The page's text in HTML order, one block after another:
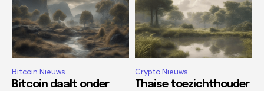
Bitcoin Nieuws
Bitcoin daalt onder
Crypto Nieuws
Thaise toezichthouder